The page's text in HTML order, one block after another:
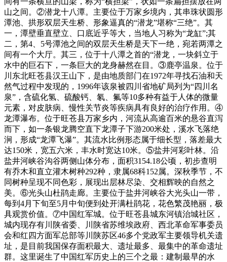
山之间。②潜龙十八潭。主要位于万家乡境内，其串珠状圆形
潭池、拱形双层天生桥、形象逼真的“潜龙”堪称“三绝”。其
一，潭壁垂直壁立、口底近乎等大，当地人习称为“龙缸”;其
二，第4、5号潭池之间的双层天生桥是天下一绝，宛若两潭之
间有一个大厅。其三，位于十八潭之首的“潜龙，一块斜立于
水中的巨石下，一条巨大的龙身赫然在目。③鹿亭温泉。位于
川东北旺苍县汉王山下，是由地质部门在1972年寻找石油和天
然气过程中发现的，1996年该泉被四川省地矿局列为“四川名
泉”，含硫化氢、硫酸钙、氡、氟等10多种有益于人体的微量
元素，对皮肤病、慢性关节炎等疾病具有良好的治疗作用。④
龙潭瀑布。位于旺苍县万家乡内，河流从高逾百米的悬谷直泻
而下，如一条银龙腾空直下龙潭子下游200米处，溪水飞落绝
涧，形成“龙潭飞瀑”。其流水比例形态属于细长型，落差最大
达150米，宽五六米，丰水时宽达10米。⑤盐井河彩叶林。沿
盐井河峡谷沟谷两侧山体分布，面积3154.18公顷，初步查明
有乔木和直立灌木树种292种，隶属68科152属。深秋季节，不
同树种呈现不同色彩，展现出层林尽染、交相辉映的自然之
美。⑥光头山杜鹃走廊。主要位于盐井河峡谷大光头山一带，
每到4月下旬至5月中旬便到处开满杜鹃花，花色繁茂艳丽，极
具观赏价值。⑦中国红军城。位于旺苍县城东河镇治城社区，
城内现存有川陕省委、川陕省苏维埃政府、西北革命军事委员
会和红四方面军总部等川陕苏区46多个党政军主要领导机关遗
址，是目前我国保存面积最大、遗址最多、最集中的革命遗址
群。这里诞生了中国红军历史上的三个之最：建制最早的水